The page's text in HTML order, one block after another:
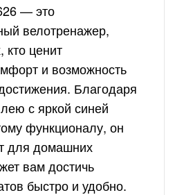
— это
велотренажер,
кто ценит
и возможность
Благодаря
с яркой синей
функционалу, он
для домашних
вам достичь
быстро и удобно.